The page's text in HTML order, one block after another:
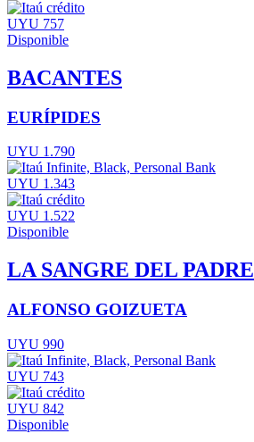
UYU 757
Disponible
BACANTES
EURÍPIDES
UYU 1.790
UYU 1.343
UYU 1.522
Disponible
LA SANGRE DEL PADRE
ALFONSO GOIZUETA
UYU 990
UYU 743
UYU 842
Disponible